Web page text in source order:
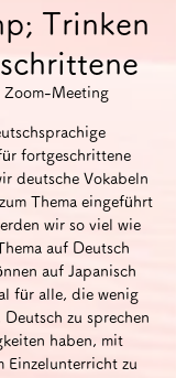
Trinken
Zoom-Meeting
fortgeschrittene
deutsche Vokabeln
Thema eingeführt
wir so viel wie
auf Deutsch
auf Japanisch
für alle, die wenig
zu sprechen
haben, mit
Einzelunterricht zu